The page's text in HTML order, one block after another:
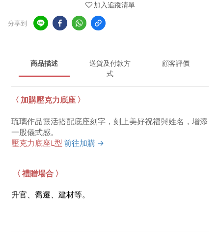
加入追蹤清單
分享到
商品描述
送貨及付款方
式
顧客評價
〈 加購壓克力底座 〉
琉璃作品靈活搭配底座刻字，刻上美好祝福與姓名，增添
一股儀式感。
壓克力底座L型 前往加購 →
〈 禮贈場合 〉
升官、喬遷、建材等。